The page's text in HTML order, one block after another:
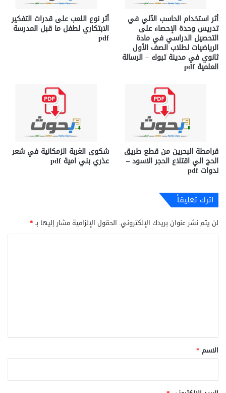
أثر استخدام الحاسب الآلي في
تدريس وحدة الإحصاء على
التحصيل الدراسي في مادة
الرياضيات لطلاب الصف الأول
ثانوي في مدينة تبوك – الرسالة
العلمية pdf
أثر نوع اللعب على قدرات التفكير
الابتكاري لطفل ما قبل المدرسة
pdf
قرامطة البحرين من قطع طريق
الحج الي اقتلاع الحجر الاسود –
ندوات pdf
شكوى الغربة الزمكانية في شعر
عذري بني امية pdf
اترك تعليقاً
لن يتم نشر عنوان بريدك الإلكتروني. الحقول الإلزامية مشار إليها بـ*
*
الاسم *